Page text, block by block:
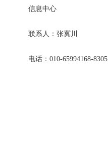
信息中心
联系人：张冀川
电话：010-65994168-8305